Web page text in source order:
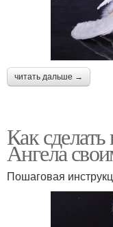
читать дальше →
Как
Ангела
Пошаговая